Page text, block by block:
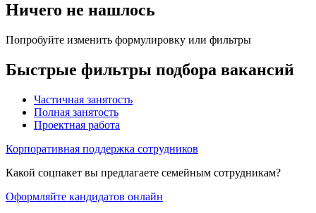
Ничего не нашлось
Попробуйте изменить формулировку или фильтры
Быстрые фильтры подбора вакансий
Частичная занятость
Полная занятость
Проектная работа
Корпоративная поддержка сотрудников
Какой соцпакет вы предлагаете семейным сотрудникам?
Оформляйте кандидатов онлайн